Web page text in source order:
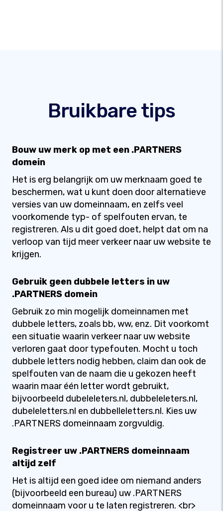
Bruikbare tips
Bouw uw merk op met een .PARTNERS
domein
Het is erg belangrijk om uw merknaam goed te
beschermen, wat u kunt doen door alternatieve
versies van uw domeinnaam, en zelfs veel
voorkomende typ- of spelfouten ervan, te
registreren. Als u dit goed doet, helpt dat om na
verloop van tijd meer verkeer naar uw website te
krijgen.
Gebruik geen dubbele letters in uw
.PARTNERS domein
Gebruik zo min mogelijk domeinnamen met
dubbele letters, zoals bb, ww, enz. Dit voorkomt
een situatie waarin verkeer naar uw website
verloren gaat door typefouten. Mocht u toch
dubbele letters nodig hebben, claim dan ook de
spelfouten van de naam die u gekozen heeft
waarin maar één letter wordt gebruikt,
bijvoorbeeld dubeleleters.nl, dubbeleleters.nl,
dubeleletters.nl en dubbelleletters.nl. Kies uw
.PARTNERS domeinnaam zorgvuldig.
Registreer uw .PARTNERS domeinnaam
altijd zelf
Het is altijd een goed idee om niemand anders
(bijvoorbeeld een bureau) uw .PARTNERS
domeinnaam voor u te laten registreren. <br>